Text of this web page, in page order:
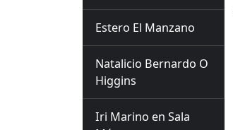
Estero El Manzano
Natalicio Bernardo O
Higgins
Iri Marino en Sala